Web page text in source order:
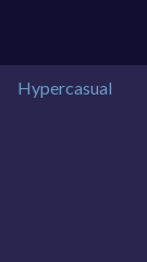
Hypercasual